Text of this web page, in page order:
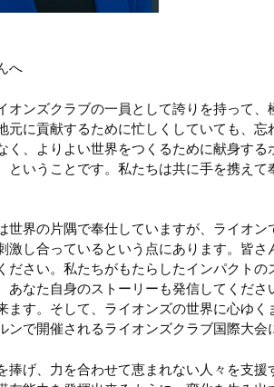
へ
オンズクラブの一員として誇りを持って
元に貢献するために忙しくしていても、
く、よりよい世界をつくるために献身す
ということです。私たちは共に手を携え
世界の片隅で奉仕していますが、ライオ
激し合っているという点にあります。皆
ださい。私たちがもたらしたインパクト
あなた自身のストーリーも発信してくだ
ます。そして、ライオンズの世界に心ゆ
ンで開催されるライオンズクラブ国際大会
捧げ、力を合わせて恵まれない人々を支